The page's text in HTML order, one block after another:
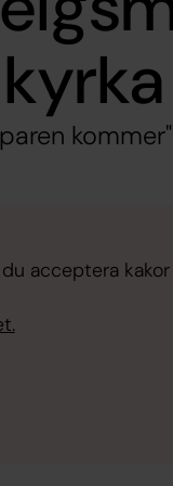
kommer"
acceptera